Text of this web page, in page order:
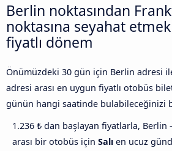
Berlin noktasından
noktasına seyahat
fiyatlı dönem
Önümüzdeki 30 gün için Berlin adresi
adresi arası en uygun fiyatlı otobüs
günün hangi saatinde bulabileceğinizi
1.236 ₺ dan başlayan fiyatlarla, Berlin
arası bir otobüs için Salı en ucuz